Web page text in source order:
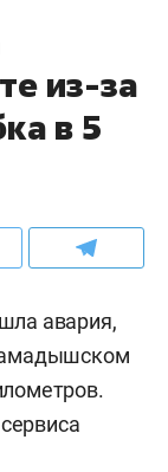
из-за
в 5
авария,